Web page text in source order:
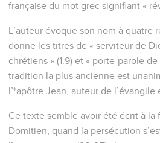
française du mot grec signifiant «
L’auteur évoque son nom à quatre
donne les titres de « serviteur de
chrétiens » (1.9) et « porte-parole de
tradition la plus ancienne est
l’*apôtre Jean, auteur de l’évangile
Ce texte semble avoir été écrit à la
Domitien, quand la persécution